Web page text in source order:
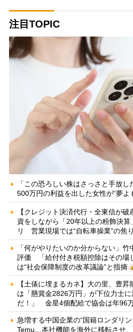
注目TOPIC
「この恐ろしい株はさっさと手放
500万円の利益を出した女性が“夢よ
【クレジット決済代行・全東信が
資をしながら「20年以上の粉飾決
リ 営業現場では“自転車操業”の焦
「何がやりたいのか分からない」
評価 「給付付き税額控除はその場
は“社会保障制度の改革議論”と指摘
【土俵に埋まるカネ】大の里、豊
は「懸賞金2826万円」が下位力士
だ！」 金星4個配給で協会は年96
急増する中国企業の“国籍ロンダリ
Temu…本社機能を海外に移転させ